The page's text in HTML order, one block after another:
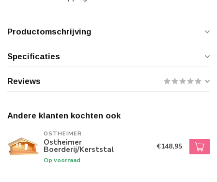
Productomschrijving
Specificaties
Reviews
Andere klanten kochten ook
OSTHEIMER
Ostheimer
Boerderij/Kerststal
Op voorraad
€148,95